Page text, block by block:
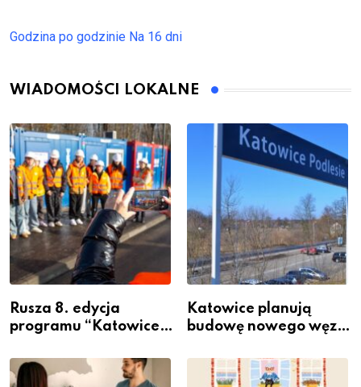
Godzina po godzinie Na 16 dni
WIADOMOŚCI LOKALNE
Rusza 8. edycja
programu “Katowice
– nabór dla
przedsiębiorców
Katowice planują
budowę nowego węzła
Podlesiu